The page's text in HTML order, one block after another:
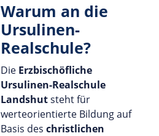
Warum an die
Ursulinen-
Realschule?
Die Erzbischöfliche
Ursulinen-Realschule
Landshutsteht für
werteorientierte Bildung auf
Basis deschristlichen